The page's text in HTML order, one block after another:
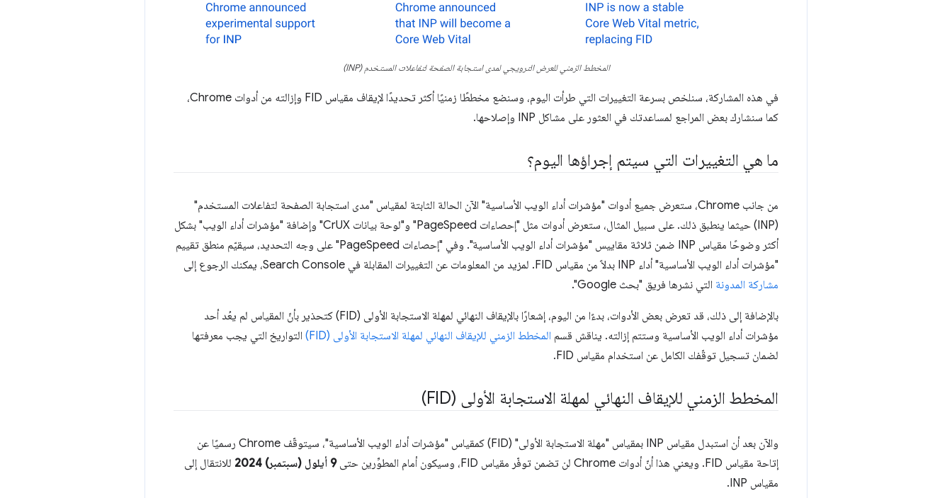
المخطط الزمني للعرض الترويجي لمدى استجابة الصفحة لتفاعلات المستخدم (INP)
في هذه المشاركة، سنلخص بسرعة التغييرات التي طرأت اليوم، وسنضع مخططًا زمنيًا أكثر تحديدًا لإيقاف مقياس FID وإزالته من أدوات Chrome،
كما سنشارك بعض المراجع لمساعدتك في العثور على مشاكل INP وإصلاحها.
ما هي التغييرات التي سيتم إجراؤها اليوم؟
من جانب Chrome، ستعرض جميع أدوات "مؤشرات أداء الويب الأساسية" الآن الحالة الثابتة لمقياس "مدى استجابة الصفحة لتفاعلات المستخدم"
(INP) حيثما ينطبق ذلك. على سبيل المثال، ستعرض أدوات مثل "إحصاءات PageSpeed" و"لوحة بيانات CrUX" وإضافة "مؤشرات أداء الويب" بشكل
أكثر وضوحًا مقياس INP ضمن ثلاثة مقاييس "مؤشرات أداء الويب الأساسية". وفي "إحصاءات PageSpeed" على وجه التحديد، سيقيّم منطق تقييم
"مؤشرات أداء الويب الأساسية" أداء INP بدلاً من مقياس FID. لمزيد من المعلومات عن التغييرات المقابلة في Search Console، يمكنك الرجوع إلى
مشاركة المدونة التي نشرها فريق "بحث Google".
بالإضافة إلى ذلك، قد تعرض بعض الأدوات، بدءًا من اليوم، إشعارًا بالإيقاف النهائي لمهلة الاستجابة الأولى (FID) كتحذير بأنّ المقياس لم يعُد أحد
مؤشرات أداء الويب الأساسية وستتم إزالته. يناقش قسم المخطط الزمني للإيقاف النهائي لمهلة الاستجابة الأولى (FID)
التواريخ التي يجب معرفتها
لضمان تسجيل توقّفك الكامل عن استخدام مقياس FID.
المخطط الزمني للإيقاف النهائي لمهلة الاستجابة الأولى (FID)
والآن بعد أن استبدل مقياس INP بمقياس "مهلة الاستجابة الأولى" (FID) كمقياس "مؤشرات أداء الويب الأساسية"، سيتوقّف Chrome رسميًا عن
إتاحة مقياس FID. ويعني هذا أنّ أدوات Chrome لن تضمن توفّر مقياس FID، وسيكون أمام المطوِّرين حتى
9 أيلول (سبتمبر) 2024
للانتقال إلى
مقياس INP.